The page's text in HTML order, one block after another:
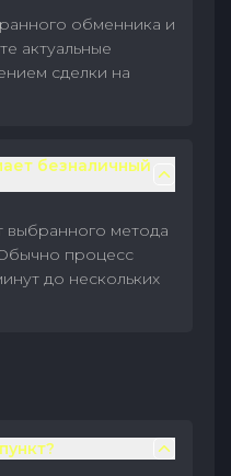
обменника и
актуальные
сделки на
безналичный
выбранного метода
процесс
до нескольких